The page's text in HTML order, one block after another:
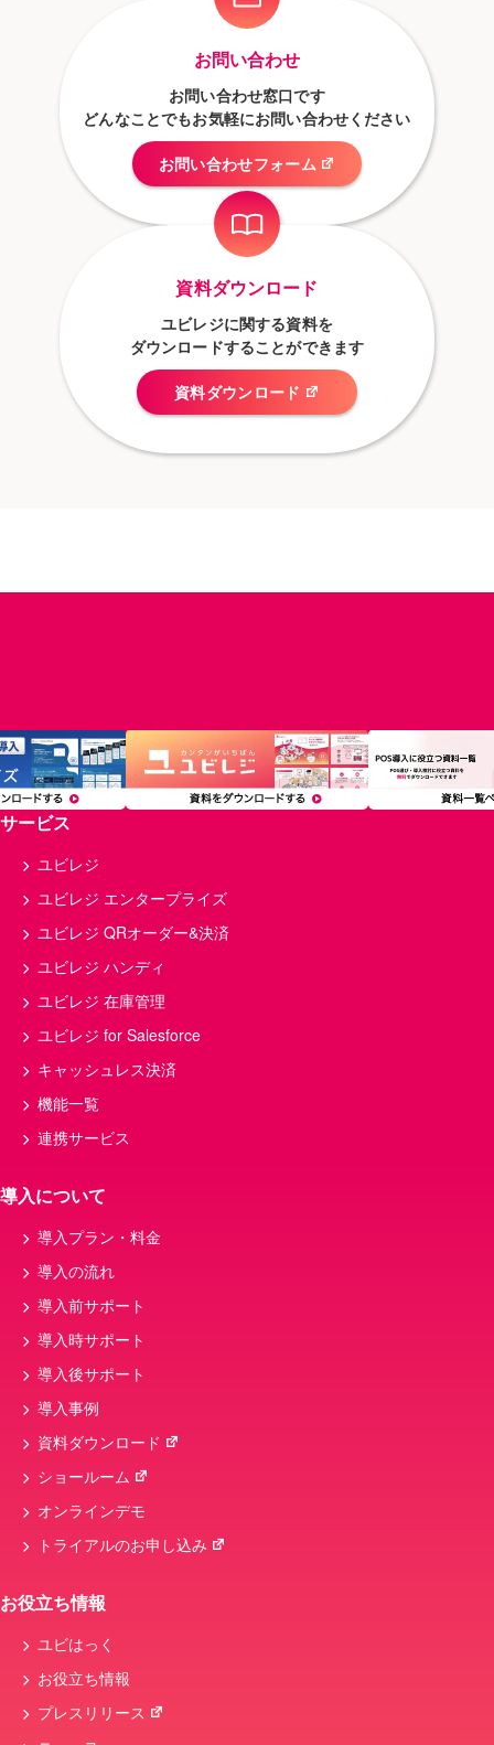
お問い合わせ
お問い合わせ窓口です
どんなことでもお気軽にお問い合わせください
お問い合わせフォーム
資料ダウンロード
ユビレジに関する資料を
ダウンロードすることができます
資料ダウンロード
サービス
ユビレジ
ユビレジ エンタープライズ
ユビレジ QRオーダー&決済
ユビレジ ハンディ
ユビレジ 在庫管理
ユビレジ for Salesforce
キャッシュレス決済
機能一覧
連携サービス
導入について
導入プラン・料金
導入の流れ
導入前サポート
導入時サポート
導入後サポート
導入事例
資料ダウンロード
ショールーム
オンラインデモ
トライアルのお申し込み
お役立ち情報
ユビはっく
お役立ち情報
プレスリリース